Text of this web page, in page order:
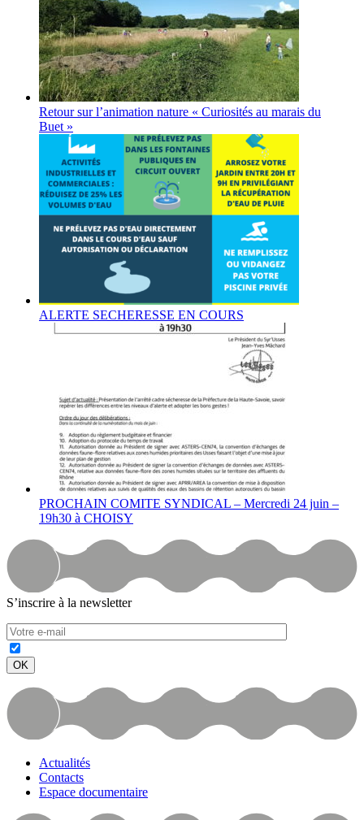
Retour sur l’animation nature « Curiosités au marais du
Buet »
ALERTE SECHERESSE EN COURS
PROCHAIN COMITE SYNDICAL – Mercredi 24 juin –
19h30 à CHOISY
S’inscrire à la newsletter
Actualités
Contacts
Espace documentaire